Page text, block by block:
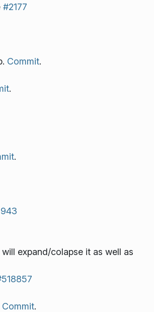
#2177
Commit.
.
.
expand/colapse it as well as
Commit.